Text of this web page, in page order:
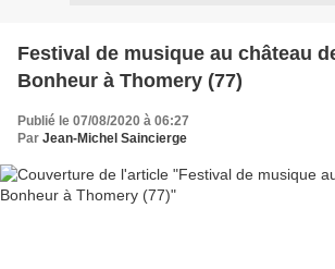
Festival de musique au château
Bonheur à Thomery (77)
Publié le 07/08/2020 à 06:27
Par Jean-Michel Saincierge